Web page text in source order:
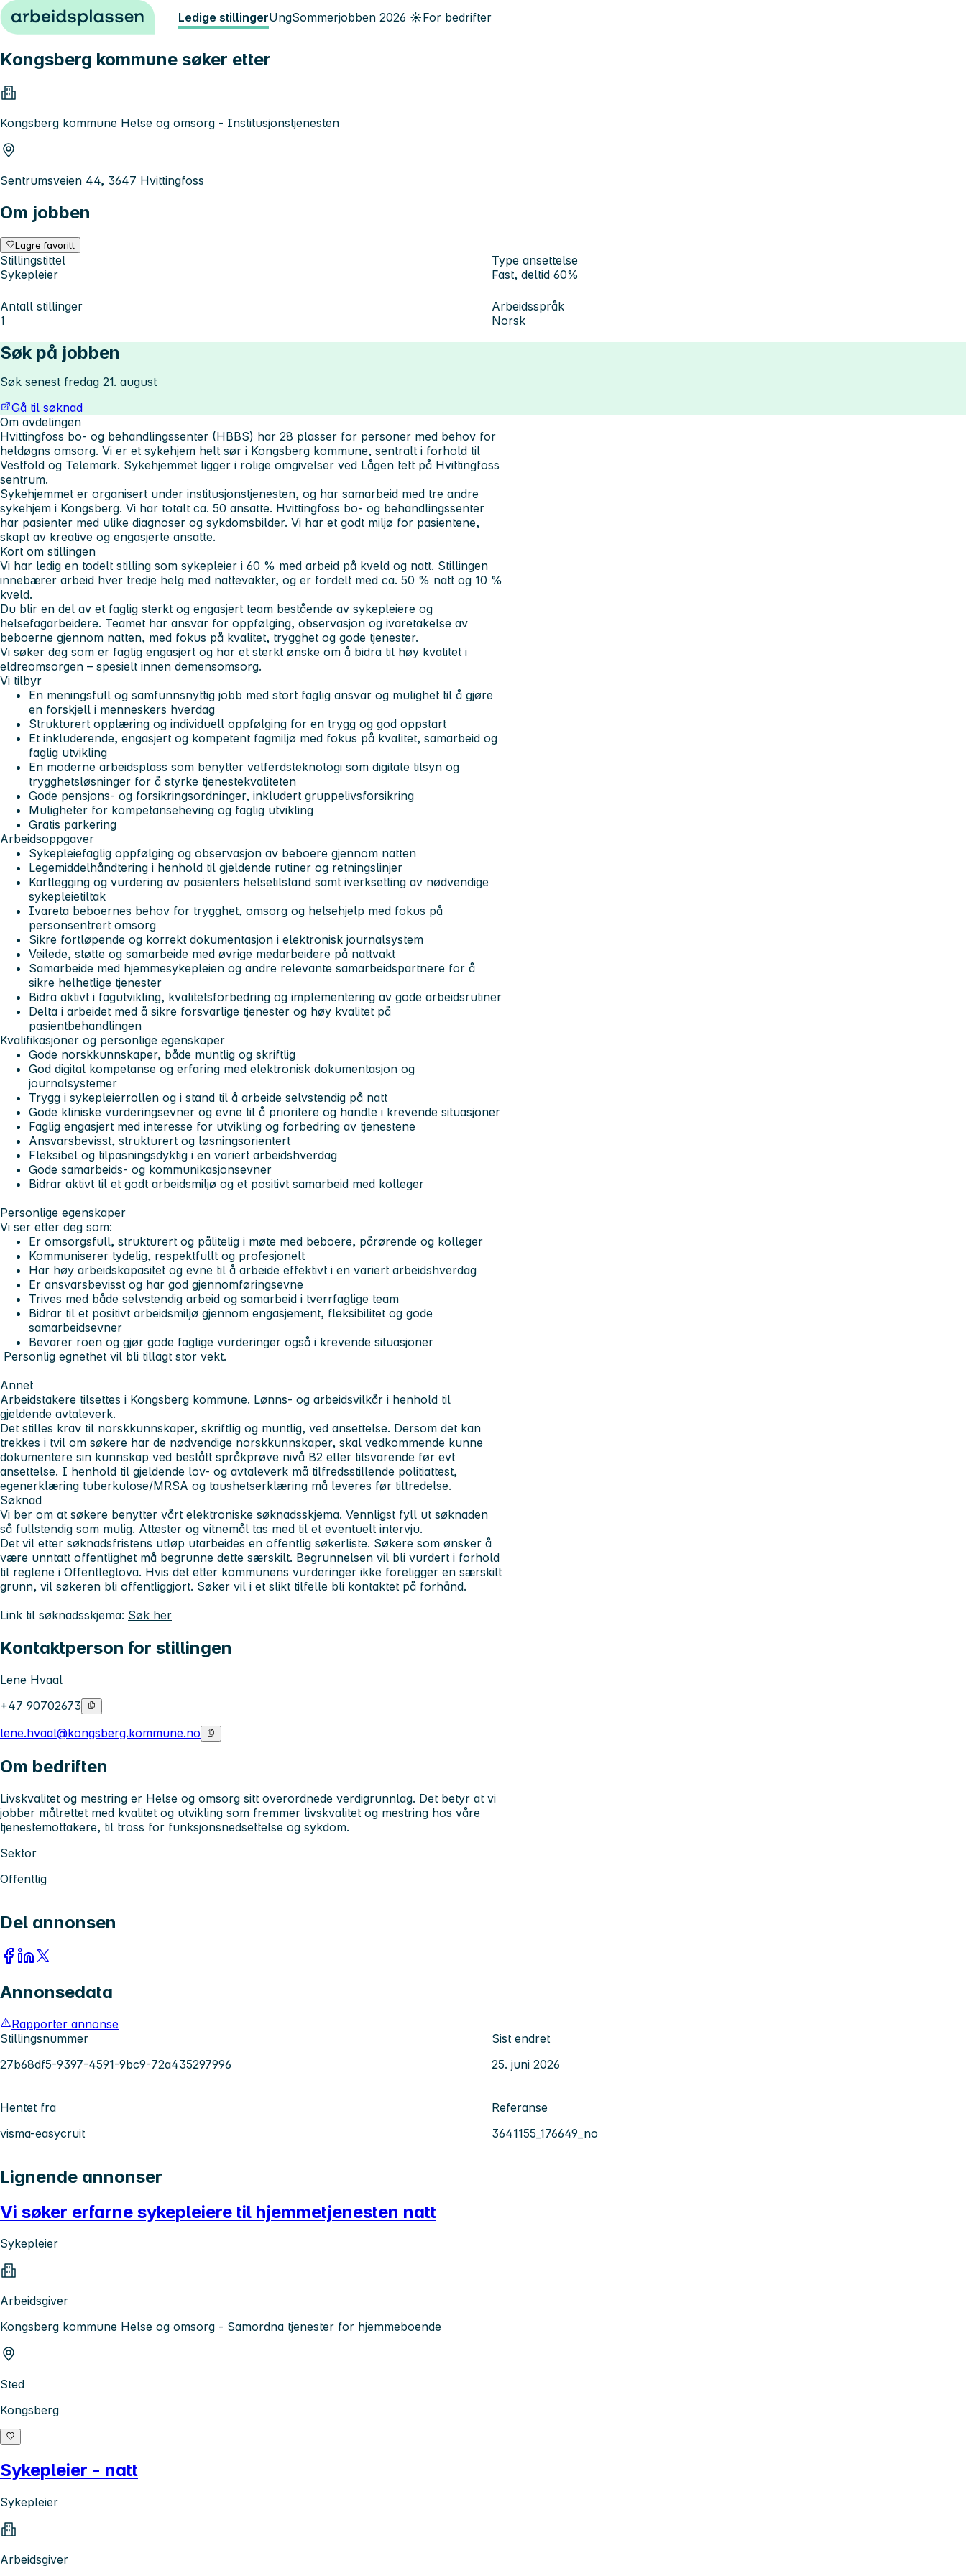
Hopp til innhold Ledige stillingerUngSommerjobben 2026 ☀️For bedrifter
Kongsberg kommune søker etter
Kongsberg kommune Helse og omsorg - Institusjonstjenesten
Sentrumsveien 44, 3647 Hvittingfoss
Om jobben
Lagre favoritt
Stillingstittel
Sykepleier
Type ansettelse
Fast, deltid 60%
Antall stillinger
1
Arbeidsspråk
Norsk
Søk på jobben
Søk senest fredag 21. august
Gå til søknad
Om avdelingen
Hvittingfoss bo- og behandlingssenter (HBBS) har 28 plasser for personer med behov for
heldøgns omsorg. Vi er et sykehjem helt sør i Kongsberg kommune, sentralt i forhold til
Vestfold og Telemark. Sykehjemmet ligger i rolige omgivelser ved Lågen tett på Hvittingfoss
sentrum.
Sykehjemmet er organisert under institusjonstjenesten, og har samarbeid med tre andre
sykehjem i Kongsberg. Vi har totalt ca. 50 ansatte. Hvittingfoss bo- og behandlingssenter
har pasienter med ulike diagnoser og sykdomsbilder. Vi har et godt miljø for pasientene,
skapt av kreative og engasjerte ansatte.
Kort om stillingen
Vi har ledig en todelt stilling som sykepleier i 60 % med arbeid på kveld og natt. Stillingen
innebærer arbeid hver tredje helg med nattevakter, og er fordelt med ca. 50 % natt og 10 %
kveld.
Du blir en del av et faglig sterkt og engasjert team bestående av sykepleiere og
helsefagarbeidere. Teamet har ansvar for oppfølging, observasjon og ivaretakelse av
beboerne gjennom natten, med fokus på kvalitet, trygghet og gode tjenester.
Vi søker deg som er faglig engasjert og har et sterkt ønske om å bidra til høy kvalitet i
eldreomsorgen – spesielt innen demensomsorg.
Vi tilbyr
En meningsfull og samfunnsnyttig jobb med stort faglig ansvar og mulighet til å gjøre
en forskjell i menneskers hverdag
Strukturert opplæring og individuell oppfølging for en trygg og god oppstart
Et inkluderende, engasjert og kompetent fagmiljø med fokus på kvalitet, samarbeid og
faglig utvikling
En moderne arbeidsplass som benytter velferdsteknologi som digitale tilsyn og
trygghetsløsninger for å styrke tjenestekvaliteten
Gode pensjons- og forsikringsordninger, inkludert gruppelivsforsikring
Muligheter for kompetanseheving og faglig utvikling
Gratis parkering
Arbeidsoppgaver
Sykepleiefaglig oppfølging og observasjon av beboere gjennom natten
Legemiddelhåndtering i henhold til gjeldende rutiner og retningslinjer
Kartlegging og vurdering av pasienters helsetilstand samt iverksetting av nødvendige
sykepleietiltak
Ivareta beboernes behov for trygghet, omsorg og helsehjelp med fokus på
personsentrert omsorg
Sikre fortløpende og korrekt dokumentasjon i elektronisk journalsystem
Veilede, støtte og samarbeide med øvrige medarbeidere på nattvakt
Samarbeide med hjemmesykepleien og andre relevante samarbeidspartnere for å
sikre helhetlige tjenester
Bidra aktivt i fagutvikling, kvalitetsforbedring og implementering av gode arbeidsrutiner
Delta i arbeidet med å sikre forsvarlige tjenester og høy kvalitet på
pasientbehandlingen
Kvalifikasjoner og personlige egenskaper
Gode norskkunnskaper, både muntlig og skriftlig
God digital kompetanse og erfaring med elektronisk dokumentasjon og
journalsystemer
Trygg i sykepleierrollen og i stand til å arbeide selvstendig på natt
Gode kliniske vurderingsevner og evne til å prioritere og handle i krevende situasjoner
Faglig engasjert med interesse for utvikling og forbedring av tjenestene
Ansvarsbevisst, strukturert og løsningsorientert
Fleksibel og tilpasningsdyktig i en variert arbeidshverdag
Gode samarbeids- og kommunikasjonsevner
Bidrar aktivt til et godt arbeidsmiljø og et positivt samarbeid med kolleger
Personlige egenskaper
Vi ser etter deg som:
Er omsorgsfull, strukturert og pålitelig i møte med beboere, pårørende og kolleger
Kommuniserer tydelig, respektfullt og profesjonelt
Har høy arbeidskapasitet og evne til å arbeide effektivt i en variert arbeidshverdag
Er ansvarsbevisst og har god gjennomføringsevne
Trives med både selvstendig arbeid og samarbeid i tverrfaglige team
Bidrar til et positivt arbeidsmiljø gjennom engasjement, fleksibilitet og gode
samarbeidsevner
Bevarer roen og gjør gode faglige vurderinger også i krevende situasjoner
Personlig egnethet vil bli tillagt stor vekt.
Annet
Arbeidstakere tilsettes i Kongsberg kommune. Lønns- og arbeidsvilkår i henhold til
gjeldende avtaleverk.
Det stilles krav til norskkunnskaper, skriftlig og muntlig, ved ansettelse. Dersom det kan
trekkes i tvil om søkere har de nødvendige norskkunnskaper, skal vedkommende kunne
dokumentere sin kunnskap ved bestått språkprøve nivå B2 eller tilsvarende før evt
ansettelse. I henhold til gjeldende lov- og avtaleverk må tilfredsstillende politiattest,
egenerklæring tuberkulose/MRSA og taushetserklæring må leveres før tiltredelse.
Søknad
Vi ber om at søkere benytter vårt elektroniske søknadsskjema. Vennligst fyll ut søknaden
så fullstendig som mulig. Attester og vitnemål tas med til et eventuelt intervju.
Det vil etter søknadsfristens utløp utarbeides en offentlig søkerliste. Søkere som ønsker å
være unntatt offentlighet må begrunne dette særskilt. Begrunnelsen vil bli vurdert i forhold
til reglene i Offentleglova. Hvis det etter kommunens vurderinger ikke foreligger en særskilt
grunn, vil søkeren bli offentliggjort. Søker vil i et slikt tilfelle bli kontaktet på forhånd.
Link til søknadsskjema: Søk her
Kontaktperson for stillingen
Lene Hvaal
+47 90702673
lene.hvaal@kongsberg.kommune.no
Om bedriften
Livskvalitet og mestring er Helse og omsorg sitt overordnede verdigrunnlag. Det betyr at vi
jobber målrettet med kvalitet og utvikling som fremmer livskvalitet og mestring hos våre
tjenestemottakere, til tross for funksjonsnedsettelse og sykdom.
Sektor
Offentlig
Del annonsen
Annonsedata
Rapporter annonse
Stillingsnummer
27b68df5-9397-4591-9bc9-72a435297996
Sist endret
25. juni 2026
Hentet fra
visma-easycruit
Referanse
3641155_176649_no
Lignende annonser
Vi søker erfarne sykepleiere til hjemmetjenesten natt
Sykepleier
Arbeidsgiver
Kongsberg kommune Helse og omsorg - Samordna tjenester for hjemmeboende
Sted
Kongsberg
Sykepleier - natt
Sykepleier
Arbeidsgiver